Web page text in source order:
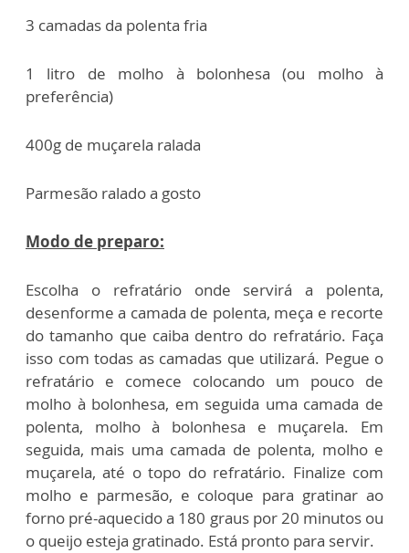
3 camadas da polenta fria
1 litro de molho à bolonhesa (ou molho à
preferência)
400g de muçarela ralada
Parmesão ralado a gosto
Modo de preparo:
Escolha o refratário onde servirá a polenta,
desenforme a camada de polenta, meça e recorte
do tamanho que caiba dentro do refratário. Faça
isso com todas as camadas que utilizará. Pegue o
refratário e comece colocando um pouco de
molho à bolonhesa, em seguida uma camada de
polenta, molho à bolonhesa e muçarela. Em
seguida, mais uma camada de polenta, molho e
muçarela, até o topo do refratário. Finalize com
molho e parmesão, e coloque para gratinar ao
forno pré-aquecido a 180 graus por 20 minutos ou
o queijo esteja gratinado. Está pronto para servir.